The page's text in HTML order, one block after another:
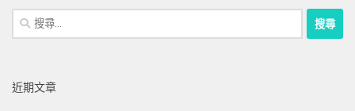
搜
尋
字:
近期文章